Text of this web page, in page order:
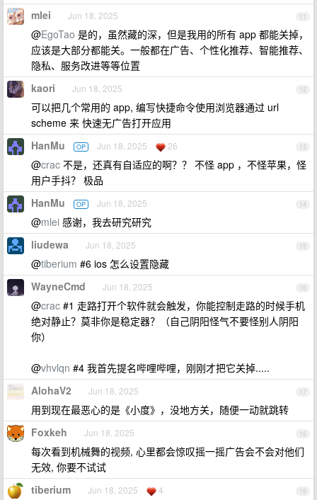
11
mlei Jun 18, 2025
@EgoTao 是的，虽然藏的深，但是我用的所有 app 都能关掉，
应该是大部分都能关。一般都在广告、个性化推荐、智能推荐、
隐私、服务改进等等位置
12
kaori Jun 18, 2025
可以把几个常用的 app, 编写快捷命令使用浏览器通过 url
scheme 来 快速无广告打开应用
13
HanMu OP Jun 18, 2025 26
@crac 不是，还真有自适应的啊？？ 不怪 app ，不怪苹果，怪
用户手抖？ 极品
14
HanMu OP Jun 18, 2025
@mlei 感谢，我去研究研究
15
liudewa Jun 18, 2025
@tiberium #6 ios 怎么设置隐藏
16
WayneCmd Jun 18, 2025
@crac #1 走路打开个软件就会触发，你能控制走路的时候手机
绝对静止？莫非你是稳定器？（自己阴阳怪气不要怪别人阴阳
你）
@vhvlqn #4 我首先提名哔哩哔哩，刚刚才把它关掉.....
17
AlohaV2 Jun 18, 2025
用到现在最恶心的是《小度》，没地方关，随便一动就跳转
18
Foxkeh Jun 18, 2025
每次看到机械舞的视频, 心里都会惊叹摇一摇广告会不会对他们
无效, 你要不试试
19
tiberium Jun 18, 2025 4